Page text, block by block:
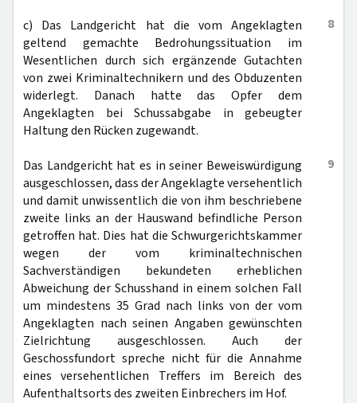
8
c) Das Landgericht hat die vom Angeklagten
geltend gemachte Bedrohungssituation im
Wesentlichen durch sich ergänzende Gutachten
von zwei Kriminaltechnikern und des Obduzenten
widerlegt. Danach hatte das Opfer dem
Angeklagten bei Schussabgabe in gebeugter
Haltung den Rücken zugewandt.
9
Das Landgericht hat es in seiner Beweiswürdigung
ausgeschlossen, dass der Angeklagte versehentlich
und damit unwissentlich die von ihm beschriebene
zweite links an der Hauswand befindliche Person
getroffen hat. Dies hat die Schwurgerichtskammer
wegen der vom kriminaltechnischen
Sachverständigen bekundeten erheblichen
Abweichung der Schusshand in einem solchen Fall
um mindestens 35 Grad nach links von der vom
Angeklagten nach seinen Angaben gewünschten
Zielrichtung ausgeschlossen. Auch der
Geschossfundort spreche nicht für die Annahme
eines versehentlichen Treffers im Bereich des
Aufenthaltsorts des zweiten Einbrechers im Hof.